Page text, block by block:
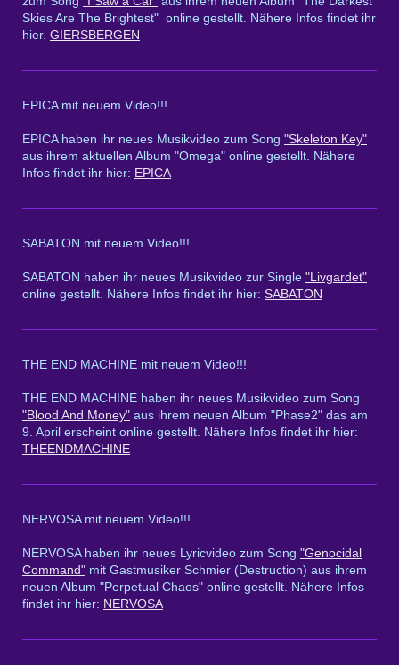
Skies Are The Brightest" online gestellt. Nähere Infos findet ihr
hier. GIERSBERGEN
EPICA mit neuem Video!!!
EPICA haben ihr neues Musikvideo zum Song "Skeleton Key"
aus ihrem aktuellen Album "Omega" online gestellt. Nähere
Infos findet ihr hier: EPICA
SABATON mit neuem Video!!!
SABATON haben ihr neues Musikvideo zur Single "Livgardet"
online gestellt. Nähere Infos findet ihr hier: SABATON
THE END MACHINE mit neuem Video!!!
THE END MACHINE haben ihr neues Musikvideo zum Song
"Blood And Money" aus ihrem neuen Album "Phase2" das am
9. April erscheint online gestellt. Nähere Infos findet ihr hier:
THEENDMACHINE
NERVOSA mit neuem Video!!!
NERVOSA haben ihr neues Lyricvideo zum Song "Genocidal
Command" mit Gastmusiker Schmier (Destruction) aus ihrem
neuen Album "Perpetual Chaos" online gestellt. Nähere Infos
findet ihr hier: NERVOSA